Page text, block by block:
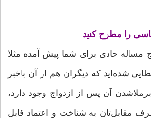
را مطرح كنید
مساله حادی برای شما پیش آمده مثلا
شده‌اید كه دیگران هم از آن باخبر
آن پس از ازدواج وجود دارد،
مقابل‌تان به شناخت و اعتماد قابل